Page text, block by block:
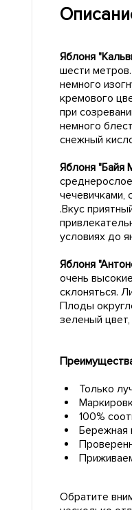
Яблоня
шести
немного
кремового
при
немного
снежный
Яблоня "Байя
чечевичками,
.Вкус
условиях до
Яблоня
очень
склоняться.
Плоды
зеленый
Только
100%
Бережная
Обратите